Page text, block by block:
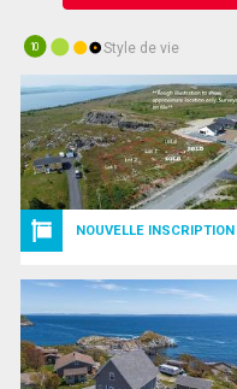
10 Style de vie
NOUVELLE INSCRIPTION